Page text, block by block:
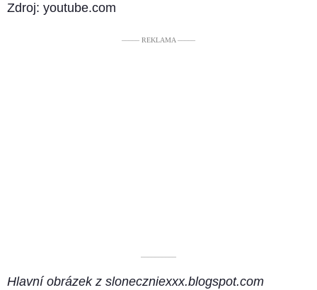
Zdroj: youtube.com
––––– REKLAMA –––––
––––––––––
Hlavní obrázek z sloneczniexxx.blogspot.com